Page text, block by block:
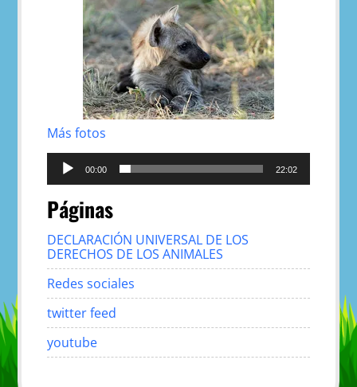
Más fotos
Reproductor
audio
00:00 22:02
Páginas
DECLARACIÓN UNIVERSAL DE LOS
DERECHOS DE LOS ANIMALES
Redes sociales
twitter feed
youtube